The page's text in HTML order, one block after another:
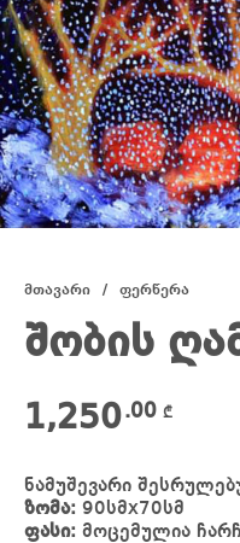
მთავარი / ფერწერა
შობის
1,250.00 ₾
ნამუშევარი
ზომა: 90სმx70სმ
ფასი: მოცემულია